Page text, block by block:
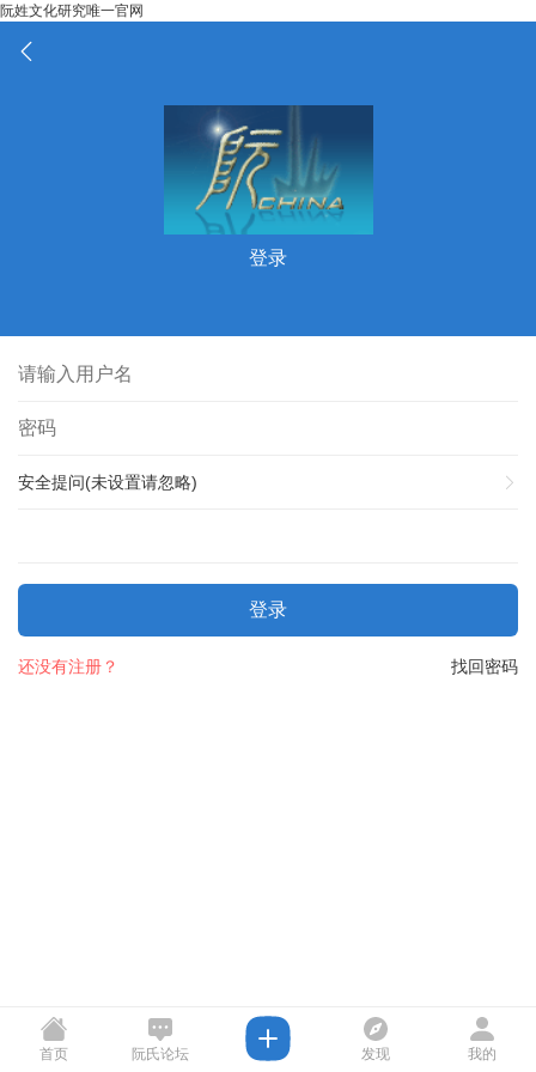
阮姓文化研究唯一官网
登录
安全提问(未设置请忽略)
登录
找回密码
还没有注册？
首页 阮氏论坛 发现 我的